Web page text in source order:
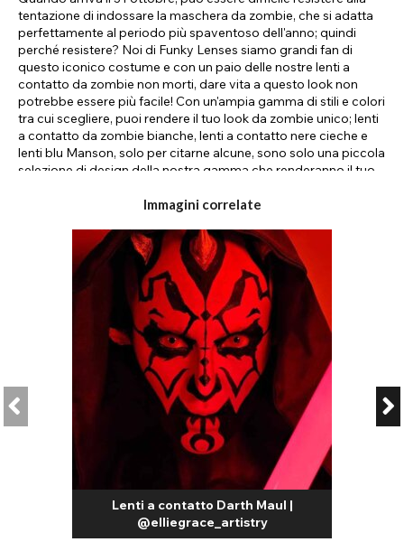
tentazione di indossare la maschera da zombie, che si adatta
perfettamente al periodo più spaventoso dell'anno; quindi
perché resistere? Noi di Funky Lenses siamo grandi fan di
questo iconico costume e con un paio delle nostre lenti a
contatto da zombie non morti, dare vita a questo look non
potrebbe essere più facile! Con un'ampia gamma di stili e colori
tra cui scegliere, puoi rendere il tuo look da zombie unico; lenti
a contatto da zombie bianche, lenti a contatto nere cieche e
lenti blu Manson, solo per citarne alcune, sono solo una piccola
selezione di design della nostra gamma che renderanno il tuo
realizzate con materiali di altissima qualità che garantiscono un
comfort eccezionale durante l'uso. Realizzate in un materiale
leggero e traspirante, le nostre lenti offrono un comfort
ottimale fino a 8 ore consecutive al giorno. Disponibili in una
varietà di durate, puoi trovare le lenti da zombie che
soddisfano le tue esigenze, sia che tu stia cercando un singolo
evento speciale o che tu abbia un mese impegnativo davanti a
Per chi ha bisogno di un paio di lenti a contatto "zombie" per
un'occasione, prova le nostre lenti a contatto giornaliere o
giornaliere "zombie". Questo tipo di lente è progettato
esclusivamente per un uso singolo e offre un'esperienza
comoda e senza problemi per gli utenti; non è necessario pulire
e conservare le lenti dopo l'uso, è sufficiente smaltirle nei rifiuti
soluzione sterile per lenti prima dell'inserimento; consigliamo di
immergerle per almeno due ore per garantire che siano
Immagini correlate
Lenti a contatto Darth Maul |
@elliegrace_artistry